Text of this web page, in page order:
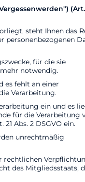
(Art.
steht Ihnen das
personenbezogenen
für die sie
notwendig.
es fehlt an einer
Verarbeitung.
ein und es
für die Verarbeitung
Abs. 2 DSGVO ein.
unrechtmäßig
rechtlichen
des Mitgliedsstaats,